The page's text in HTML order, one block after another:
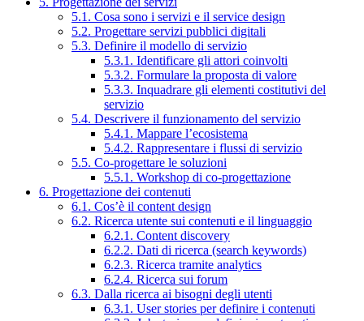
5.1. Cosa sono i servizi e il service design
5.2. Progettare servizi pubblici digitali
5.3. Definire il modello di servizio
5.3.1. Identificare gli attori coinvolti
5.3.2. Formulare la proposta di valore
5.3.3. Inquadrare gli elementi costitutivi del
servizio
5.4. Descrivere il funzionamento del servizio
5.4.1. Mappare l’ecosistema
5.4.2. Rappresentare i flussi di servizio
5.5. Co-progettare le soluzioni
5.5.1. Workshop di co-progettazione
6. Progettazione dei contenuti
6.1. Cos’è il content design
6.2. Ricerca utente sui contenuti e il linguaggio
6.2.1. Content discovery
6.2.2. Dati di ricerca (search keywords)
6.2.3. Ricerca tramite analytics
6.2.4. Ricerca sui forum
6.3. Dalla ricerca ai bisogni degli utenti
6.3.1. User stories per definire i contenuti